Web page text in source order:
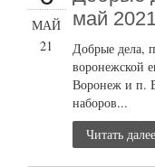
МАЙ
21
май 2021
Добрые дела,
воронежской
Воронеж и п.
наборов...
Читать далее